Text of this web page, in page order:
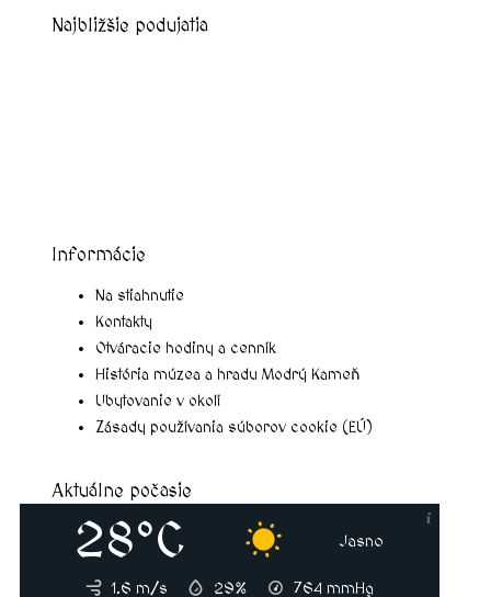
Najbližšie podujatia
Informácie
Na stiahnutie
Kontakty
Otváracie hodiny a cenník
História múzea a hradu Modrý Kameň
Ubytovanie v okolí
Zásady používania súborov cookie (EÚ)
Aktuálne počasie
28°C Jasno
1.6 m/s 29% 764 mmHg